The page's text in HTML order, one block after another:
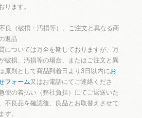
ります。
良（破損・汚損等）、ご注文と異なる商
返品
については万全を期しておりますが、万
破損、汚損等の場合、またはご注文と異
原則として商品到着日より3日以内に お
フォーム 又はお電話にてご連絡くださ
便の着払い（弊社負担）にてご返送いた
不良品を確認後、良品とお取替えさせて
す。